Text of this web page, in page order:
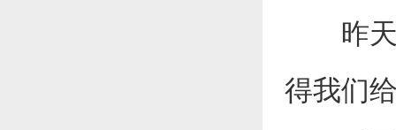
昨天
得我们